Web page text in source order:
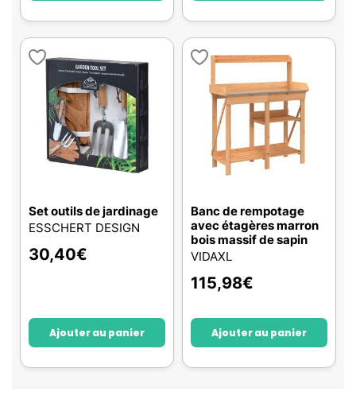
Set outils de jardinage
ESSCHERT DESIGN
30,40€
Ajouter au panier
Banc de rempotage
avec étagères marron
bois massif de sapin
VIDAXL
115,98€
Ajouter au panier